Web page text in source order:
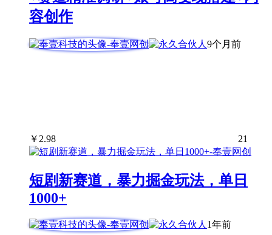
容创作
9个月前
￥ 2.98 21
短剧新赛道，暴力掘金玩法，单日
1000+
1年前